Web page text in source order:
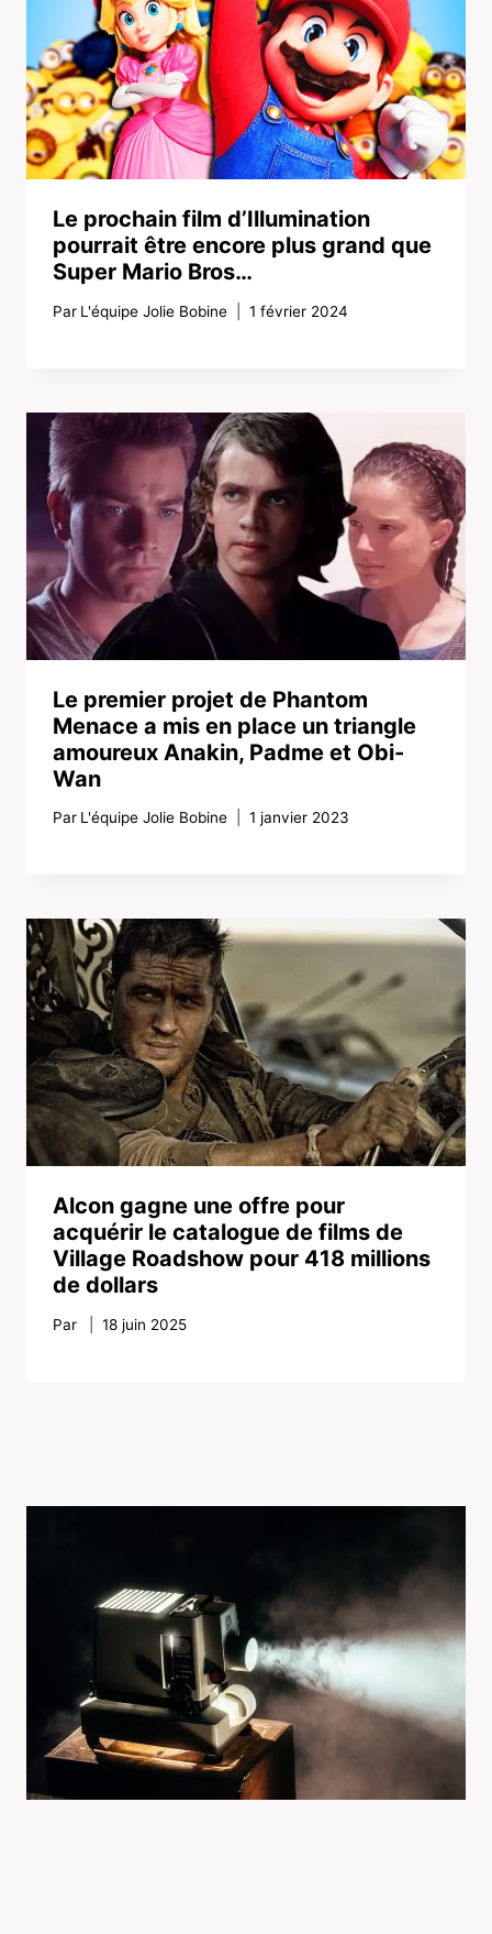
Le prochain film d’Illumination
pourrait être encore plus grand que
Super Mario Bros…
Par L'équipe Jolie Bobine 1 février 2024
Le premier projet de Phantom
Menace a mis en place un triangle
amoureux Anakin, Padme et Obi-
Wan
Par L'équipe Jolie Bobine 1 janvier 2023
Alcon gagne une offre pour
acquérir le catalogue de films de
Village Roadshow pour 418 millions
de dollars
Par 18 juin 2025